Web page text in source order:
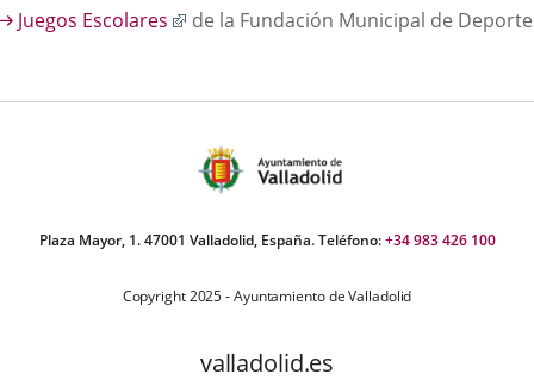
una
aplicación
Juegos Escolares
Enlace
aplicación
de la Fundación Municipal de
Plaza Mayor, 1. 47001 Valladolid, España. Teléfono:+34 983 426 100
Copyright 2025 - Ayuntamiento de Valladolid
valladolid.es